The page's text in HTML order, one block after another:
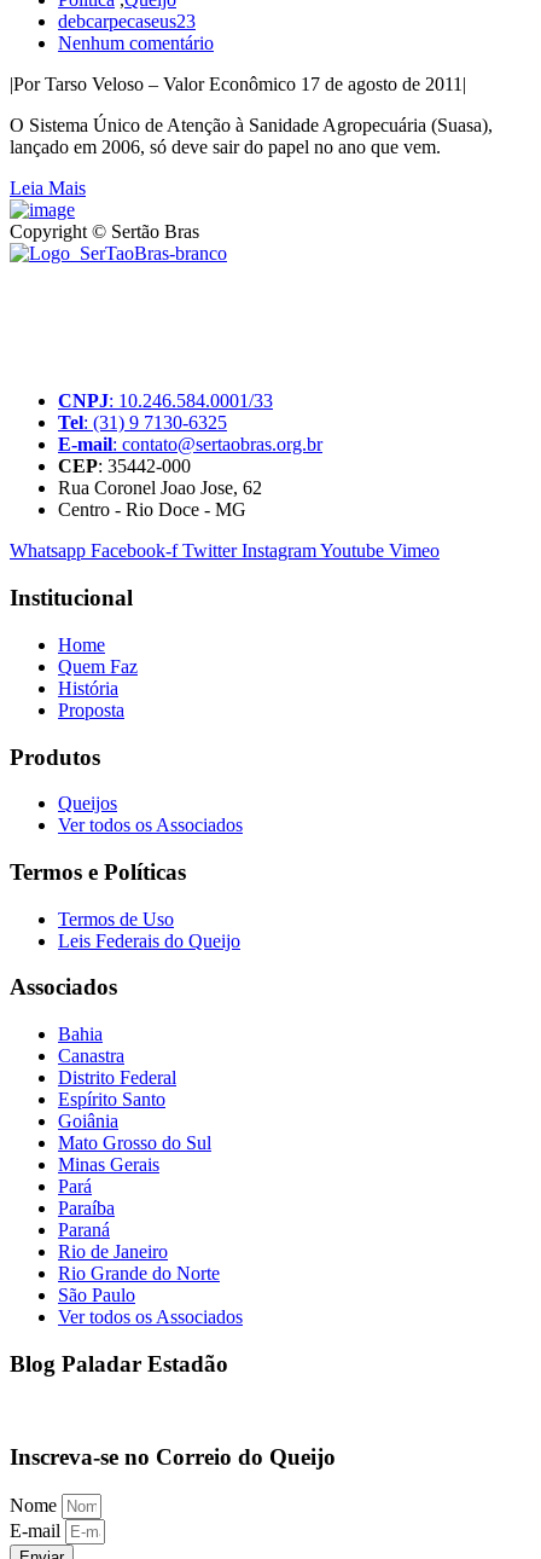
debcarpecaseus23
Nenhum comentário
|Por Tarso Veloso – Valor Econômico 17 de agosto de 2011|
O Sistema Único de Atenção à Sanidade Agropecuária (Suasa),
lançado em 2006, só deve sair do papel no ano que vem.
Leia Mais
Copyright © Sertão Bras
CNPJ: 10.246.584.0001/33
Tel: (31) 9 7130-6325
E-mail: contato@sertaobras.org.br
CEP: 35442-000
Rua Coronel Joao Jose, 62
Centro - Rio Doce - MG
Whatsapp Facebook-f Twitter InstagramYoutube Vimeo
Institucional
Home
Quem Faz
História
Proposta
Produtos
Queijos
Ver todos os Associados
Termos e Políticas
Termos de Uso
Leis Federais do Queijo
Associados
Bahia
Canastra
Distrito Federal
Espírito Santo
Goiânia
Mato Grosso do Sul
Minas Gerais
Pará
Paraíba
Paraná
Rio de Janeiro
Rio Grande do Norte
São Paulo
Ver todos os Associados
Blog Paladar Estadão
Inscreva-se no Correio do Queijo
Nome
E-mail